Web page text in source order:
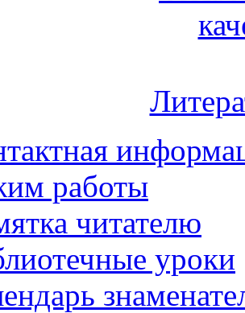
работы
читателю
уроки